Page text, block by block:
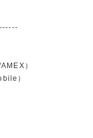
）
）